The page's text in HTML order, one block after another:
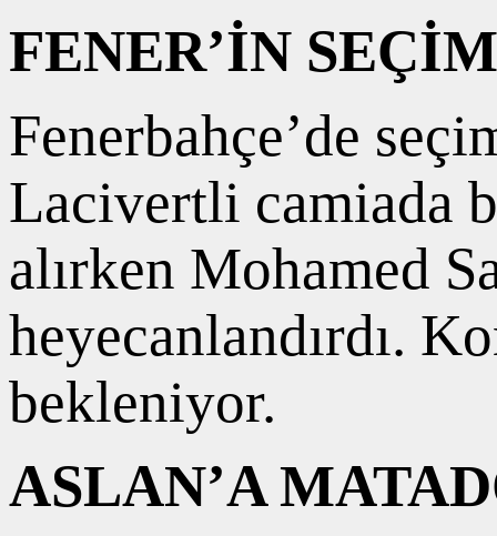
FENER’İN
Fenerbahçe’de
Lacivertli camiada
alırken Mohamed
heyecanlandırdı.
bekleniyor.
ASLAN’A